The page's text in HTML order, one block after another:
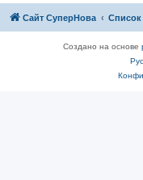
Сайт СуперНова
Создано на основе